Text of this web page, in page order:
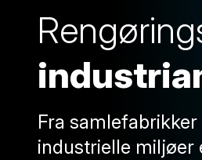
Rengøring
industria
Fra
industrielle miljøer